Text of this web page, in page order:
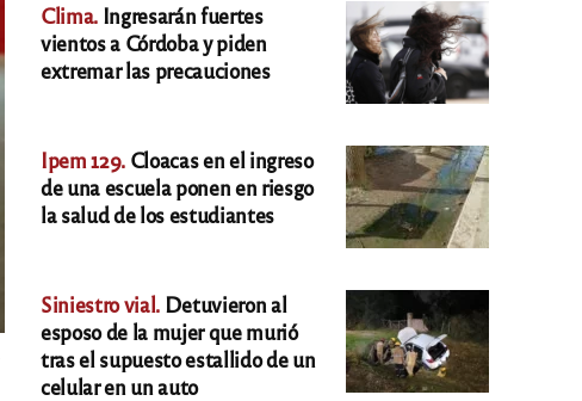
Clima. Ingresarán fuertes
vientos a Córdoba y piden
extremar las precauciones
Ipem 129. Cloacas en el ingreso
de una escuela ponen en riesgo
la salud de los estudiantes
Siniestro vial. Detuvieron al
esposo de la mujer que murió
tras el supuesto estallido de un
celular en un auto